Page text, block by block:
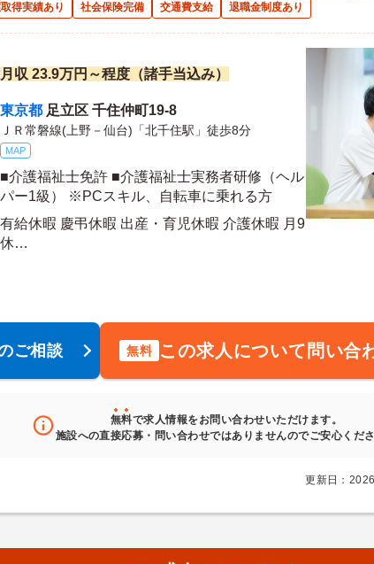
得実績あり
社会保険完備 交通費支給 退職金制度あり
月収 23.9万円～程度（諸手当込み）
東京都 足立区 千住仲町19-8
ＪＲ常磐線(上野－仙台)「北千住駅」徒歩8分
MAP
■介護福祉士免許 ■介護福祉士実務者研修（ヘル
パー1級） ※PCスキル、自転車に乗れる方
有給休暇 慶弔休暇 出産・育児休暇 介護休暇 月9
休
ご相談 無料 この求人について問い合
無料で求人情報をお問い合わせいただけます。
施設への直接応募・問い合わせではありませんのでご安心くださ
更新日：